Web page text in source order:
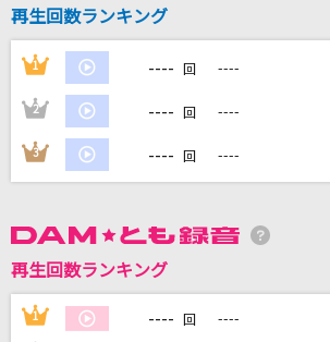
CHiCO with HoneyWorks
カラオケ最新情報をチェック！
再生回数ランキング
1 ---- 回 ----
2 ---- 回 ----
3 ---- 回 ----
再生回数ランキング
1 ---- 回 ----